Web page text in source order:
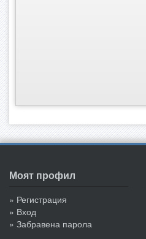
Моят профил
» Регистрация
» Вход
» Забравена парола